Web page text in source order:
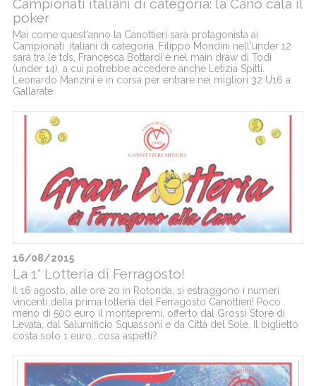
Campionati italiani di categoria: la Cano cala il
poker
Mai come quest'anno la Canottieri sarà protagonista ai
Campionati italiani di categoria. Filippo Mondini nell'under 12
sarà tra le tds, Francesca Bottardi è nel main draw di Todi
(under 14), a cui potrebbe accedere anche Letizia Spitti.
Leonardo Manzini è in corsa per entrare nei migliori 32 U16 a
Gallarate.
16/08/2015
La 1° Lotteria di Ferragosto!
Il 16 agosto, alle ore 20 in Rotonda, si estraggono i numeri
vincenti della prima lotteria del Ferragosto Canottieri! Poco
meno di 500 euro il montepremi, offerto dal Grossi Store di
Levata, dal Salumificio Squassoni e da Città del Sole. Il biglietto
costa solo 1 euro...cosa aspetti?